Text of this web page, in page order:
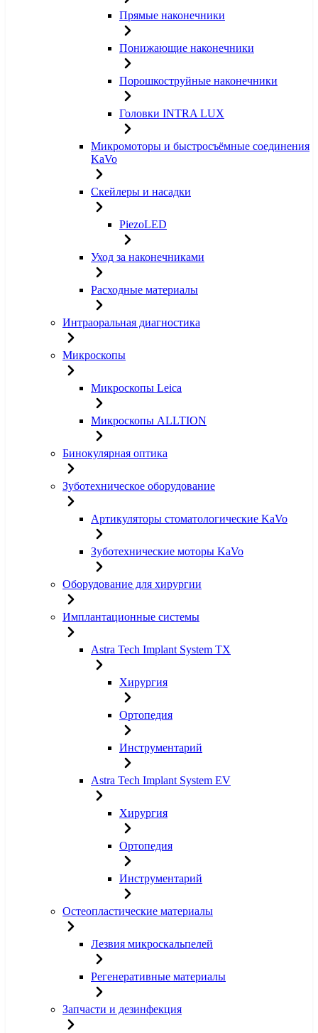
Прямые наконечники
Понижающие наконечники
Порошкоструйные наконечники
Головки INTRA LUX
Микромоторы и быстросъёмные соединения
KaVo
Скейлеры и насадки
PiezoLED
Уход за наконечниками
Расходные материалы
Интраоральная диагностика
Микроскопы
Микроскопы Leica
Микроскопы ALLTION
Бинокулярная оптика
Зуботехническое оборудование
Артикуляторы стоматологические KaVo
Зуботехнические моторы KaVo
Оборудование для хирургии
Имплантационные системы
Astra Tech Implant System TX
Хирургия
Ортопедия
Инструментарий
Astra Tech Implant System EV
Хирургия
Ортопедия
Инструментарий
Остеопластические материалы
Лезвия микроскальпелей
Регенеративные материалы
Запчасти и дезинфекция